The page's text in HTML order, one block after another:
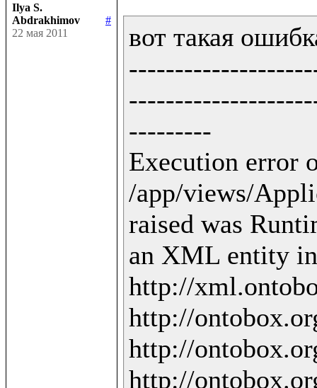
Ilya S.
Abdrakhimov
#
22 мая 2011
вот такая
---------
Execution error
/app/views/
raised was
an XML entity
http://
http://
http://
http://